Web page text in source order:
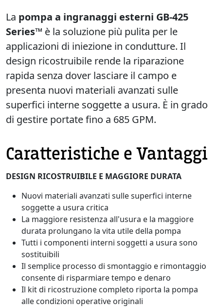
La pompa a ingranaggi esterni GB-425
Series™ è la soluzione più pulita per le
applicazioni di iniezione in condutture. Il
design ricostruibile rende la riparazione
rapida senza dover lasciare il campo e
presenta nuovi materiali avanzati sulle
superfici interne soggette a usura. È in grado
di gestire portate fino a 685 GPM.
Caratteristiche e Vantaggi
DESIGN RICOSTRUIBILE E MAGGIORE DURATA
Nuovi materiali avanzati sulle superfici interne
soggette a usura critica
La maggiore resistenza all'usura e la maggiore
durata prolungano la vita utile della pompa
Tutti i componenti interni soggetti a usura sono
sostituibili
Il semplice processo di smontaggio e rimontaggio
consente di risparmiare tempo e denaro
Il kit di ricostruzione completo riporta la pompa
alle condizioni operative originali